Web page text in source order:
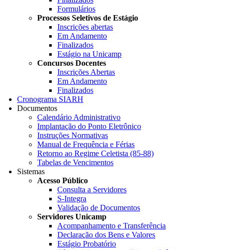
Formulários
Processos Seletivos de Estágio
Inscrições abertas
Em Andamento
Finalizados
Estágio na Unicamp
Concursos Docentes
Inscrições Abertas
Em Andamento
Finalizados
Cronograma SIARH
Documentos
Calendário Administrativo
Implantação do Ponto Eletrônico
Instruções Normativas
Manual de Frequência e Férias
Retorno ao Regime Celetista (85-88)
Tabelas de Vencimentos
Sistemas
Acesso Público
Consulta a Servidores
S-Integra
Validação de Documentos
Servidores Unicamp
Acompanhamento e Transferência
Declaração dos Bens e Valores
Estágio Probatório